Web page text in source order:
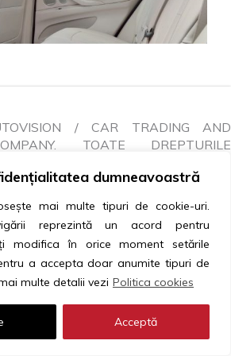
dumneavoastră
mai multe tipuri de cookie-uri.
reprezintă un acord pentru
modifica în orice moment setările
a accepta doar anumite tipuri de
multe detalii vezi Politica cookies
Acceptă
/ CAR TRADING AND
TOATE DREPTURILE
|GDPR|ANPC|LITIGII